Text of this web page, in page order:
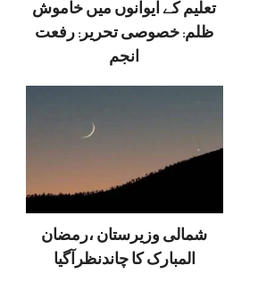
تعلیم کے ایوانوں میں خاموش
ظلم: خصوصی تحریر: رفعت
انجم
شمالی وزیرستان ،رمضان
المبارک کا چاندنظرآگیا